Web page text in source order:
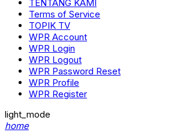
TENTANG KAMI
Terms of Service
TOPIK TV
WPR Account
WPR Login
WPR Logout
WPR Password Reset
WPR Profile
WPR Register
light_mode
home